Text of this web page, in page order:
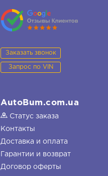
Заказать звонок
Запрос по VIN
AutoBum.com.ua
Статус заказа
Контакты
Доставка и оплата
Гарантии и возврат
Договор оферты